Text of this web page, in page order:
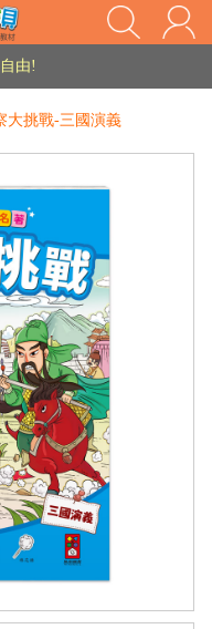
家長樂了!「風車書版集團暨FOOD超人企業總部」目前正興建中!
由!
由!
購物流程說明』
大挑戰-三國演義